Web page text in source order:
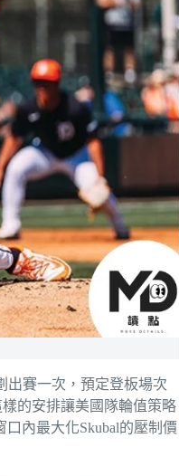
出賽一次，預定登板場次
的安排讓美國隊輪值策略
內最大化Skubal的壓制價